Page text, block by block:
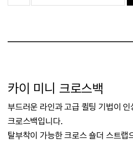
카이 미니 크로스백
부드러운 라인과 고급 퀼팅 기법이 인
크로스백입니다.
탈부착이 가능한 크로스 숄더 스트랩